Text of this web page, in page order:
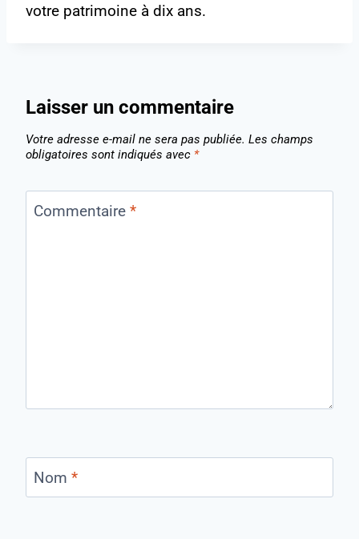
votre patrimoine à dix ans.
Laisser un commentaire
Votre adresse e-mail ne sera pas publiée. Les champs
obligatoires sont indiqués avec *
Commentaire *
Nom *